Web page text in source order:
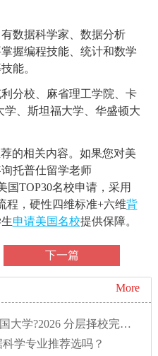
数据科学家、数据分析
握编程技能、统计和数学
能。
校、麻省理工学院、卡
学、斯坦福大学、华盛顿大
相关内容。如果您对美
托普仕留学老师
国TOP30名校申请，采用
程，硬性四维标准+六维背
申请美国名校提供保障。
下一篇
More
想学 STEM 专业推荐哪些美国大学?2026 分层择校完整指南
学专业推荐选吗？